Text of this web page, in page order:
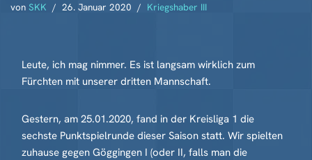
von SKK 26. Januar 2020 Kriegshaber III
Leute, ich mag nimmer. Es ist langsam wirklich zum
Fürchten mit unserer dritten Mannschaft.
Gestern, am 25.01.2020, fand in der Kreisliga 1 die
sechste Punktspielrunde dieser Saison statt. Wir spielten
zuhause gegen Göggingen I (oder II, falls man die